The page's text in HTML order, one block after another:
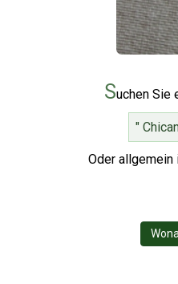
Suchen Sie
"
Oder allgemein